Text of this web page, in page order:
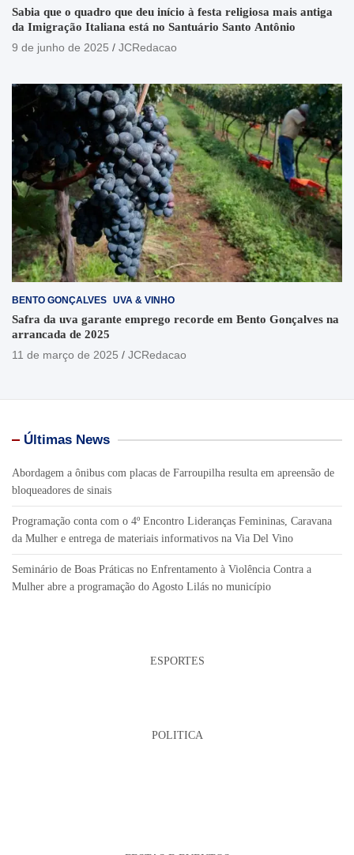
Sabia que o quadro que deu início à festa religiosa mais antiga
da Imigração Italiana está no Santuário Santo Antônio
9 de junho de 2025
JCRedacao
BENTO GONÇALVES UVA & VINHO
Safra da uva garante emprego recorde em Bento Gonçalves na
arrancada de 2025
11 de março de 2025
JCRedacao
Últimas News
Abordagem a ônibus com placas de Farroupilha resulta em apreensão de
bloqueadores de sinais
Programação conta com o 4º Encontro Lideranças Femininas, Caravana
da Mulher e entrega de materiais informativos na Via Del Vino
Seminário de Boas Práticas no Enfrentamento à Violência Contra a
Mulher abre a programação do Agosto Lilás no município
ESPORTES
POLITICA